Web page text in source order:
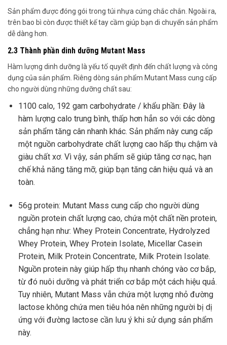
Sản phẩm được đóng gói trong túi nhựa cứng chắc chắn. Ngoài ra,
trên bao bì còn được thiết kế tay cầm giúp bạn di chuyển sản phẩm
dễ dàng hơn.
2.3 Thành phần dinh dưỡng Mutant Mass
Hàm lượng dinh dưỡng là yếu tố quyết định đến chất lượng và công
dụng của sản phẩm. Riêng dòng sản phẩm Mutant Mass cung cấp
cho người dùng những dưỡng chất sau:
1100 calo, 192 gam carbohydrate / khẩu phần: Đây là
hàm lượng calo trung bình, thấp hơn hẳn so với các dòng
sản phẩm tăng cân nhanh khác. Sản phẩm này cung cấp
một nguồn carbohydrate chất lượng cao hấp thụ chậm và
giàu chất xơ. Vì vậy, sản phẩm sẽ giúp tăng cơ nạc, hạn
chế khả năng tăng mỡ, giúp bạn tăng cân hiệu quả và an
toàn.
56g protein: Mutant Mass cung cấp cho người dùng
nguồn protein chất lượng cao, chứa một chất nền protein,
chẳng hạn như: Whey Protein Concentrate, Hydrolyzed
Whey Protein, Whey Protein Isolate, Micellar Casein
Protein, Milk Protein Concentrate, Milk Protein Isolate.
Nguồn protein này giúp hấp thụ nhanh chóng vào cơ bắp,
từ đó nuôi dưỡng và phát triển cơ bắp một cách hiệu quả.
Tuy nhiên, Mutant Mass vẫn chứa một lượng nhỏ đường
lactose không chứa men tiêu hóa nên những người bị dị
ứng với đường lactose cần lưu ý khi sử dụng sản phẩm
này.